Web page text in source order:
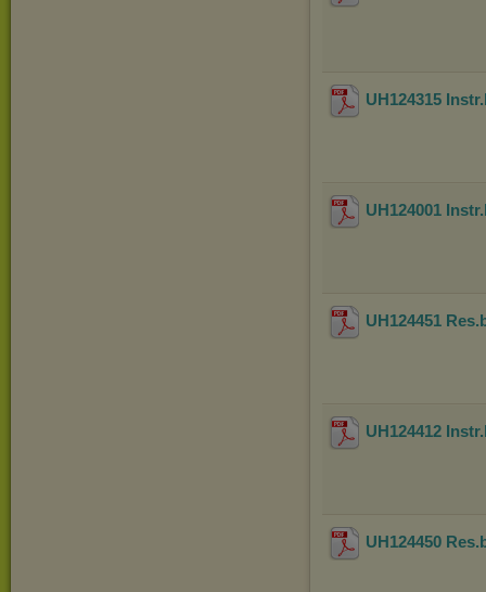
UH124315
UH124001
UH124451
UH124412
UH124450